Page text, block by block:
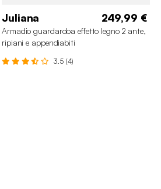
Juliana 249,99 €
Armadio guardaroba effetto legno 2 ante,
ripiani e appendiabiti
3.5 (4)